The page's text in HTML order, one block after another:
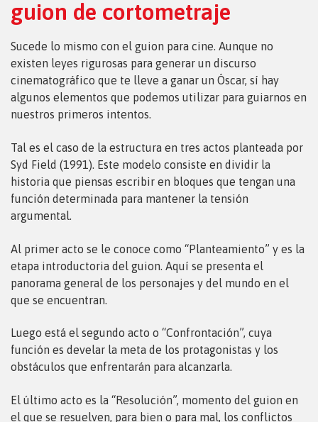
guion de cortometraje
Sucede lo mismo con el guion para cine. Aunque no
existen leyes rigurosas para generar un discurso
cinematográfico que te lleve a ganar un Óscar, sí hay
algunos elementos que podemos utilizar para guiarnos en
nuestros primeros intentos.
Tal es el caso de la estructura en tres actos planteada por
Syd Field (1991). Este modelo consiste en dividir la
historia que piensas escribir en bloques que tengan una
función determinada para mantener la tensión
argumental.
Al primer acto se le conoce como “Planteamiento” y es la
etapa introductoria del guion. Aquí se presenta el
panorama general de los personajes y del mundo en el
que se encuentran.
Luego está el segundo acto o “Confrontación”, cuya
función es develar la meta de los protagonistas y los
obstáculos que enfrentarán para alcanzarla.
El último acto es la “Resolución”, momento del guion en
el que se resuelven, para bien o para mal, los conflictos